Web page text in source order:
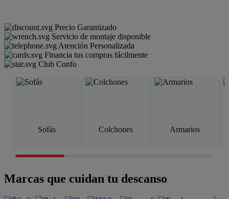
Precio Garantizado
Servicio de montaje disponible
Atención Personalizada
Financia tus compras fácilmente
Club Confo
Sofás Colchones Armarios
Marcas que cuidan tu descanso